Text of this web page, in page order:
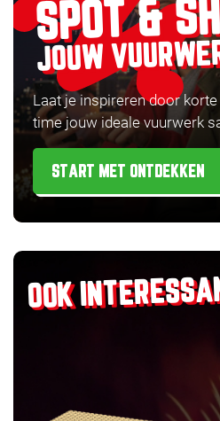
SPOT &
JOUW
Laat je inspireren door korte
time jouw ideale vuurwerk
START MET ONTDEKKEN
OOK